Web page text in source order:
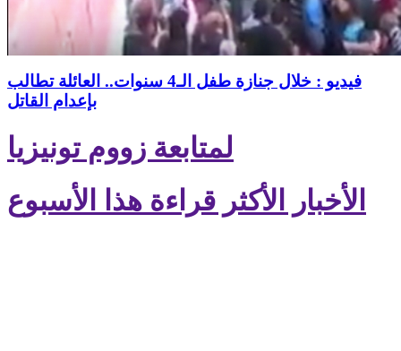
فيديو : خلال جنازة طفل الـ4 سنوات.. العائلة تطالب
بإعدام القاتل
لمتابعة زووم تونيزيا
الأخبار الأكثر قراءة هذا الأسبوع